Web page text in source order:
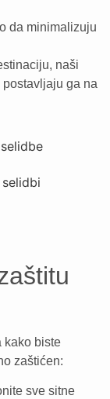
da minimalizuju
naši
ga na
kako biste
zaštićen:
sve sitne